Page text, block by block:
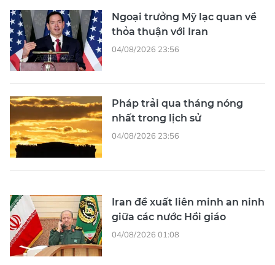
Ngoại trưởng Mỹ lạc quan về
thỏa thuận với Iran
04/08/2026 23:56
Pháp trải qua tháng nóng
nhất trong lịch sử
04/08/2026 23:56
Iran đề xuất liên minh an ninh
giữa các nước Hồi giáo
04/08/2026 01:08